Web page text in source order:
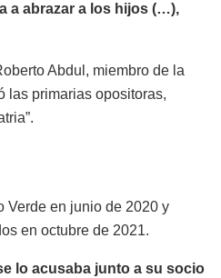
a abrazar a los hijos (…),
Abdul, miembro de la
las primarias opositoras,
Verde en junio de 2020 y
en octubre de 2021.
lo acusaba junto a su socio